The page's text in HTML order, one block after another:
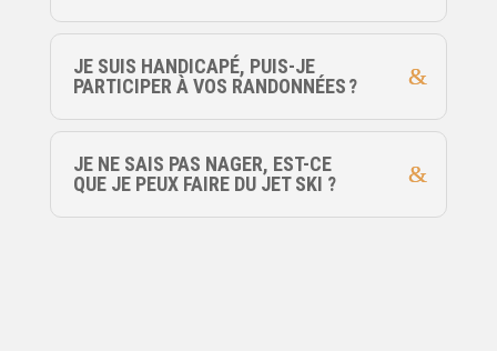
JE SUIS HANDICAPÉ, PUIS-JE
PARTICIPER À VOS RANDONNÉES ?
JE NE SAIS PAS NAGER, EST-CE
QUE JE PEUX FAIRE DU JET SKI ?